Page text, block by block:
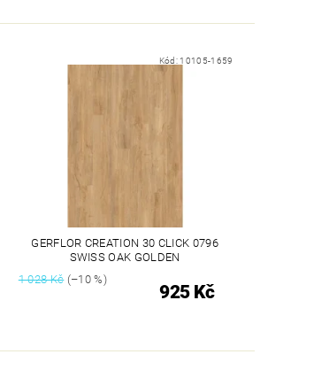
Kód: 10105-1659
GERFLOR CREATION 30 CLICK 0796
SWISS OAK GOLDEN
1 028 Kč(–10 %)
925 Kč